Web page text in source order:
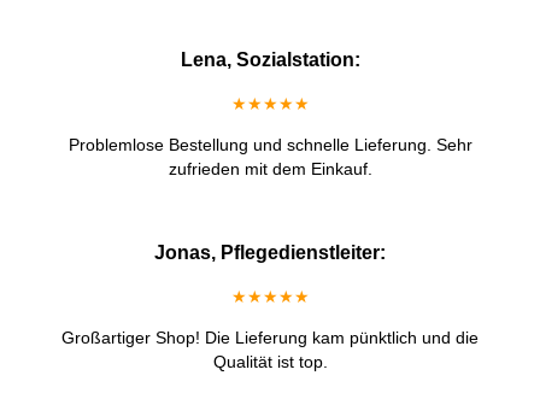
Lena, Sozialstation:
★★★★★
Problemlose Bestellung und schnelle Lieferung. Sehr
zufrieden mit dem Einkauf.
Jonas, Pflegedienstleiter:
★★★★★
Großartiger Shop! Die Lieferung kam pünktlich und die
Qualität ist top.